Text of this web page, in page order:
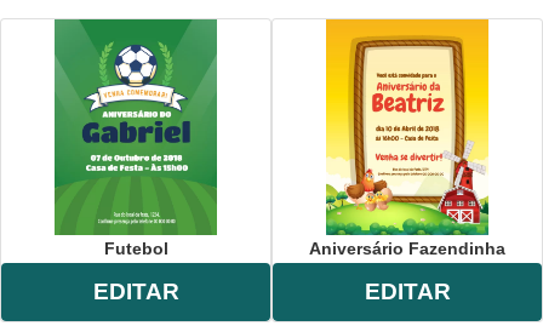
Futebol
EDITAR
Aniversário Fazendinha
EDITAR